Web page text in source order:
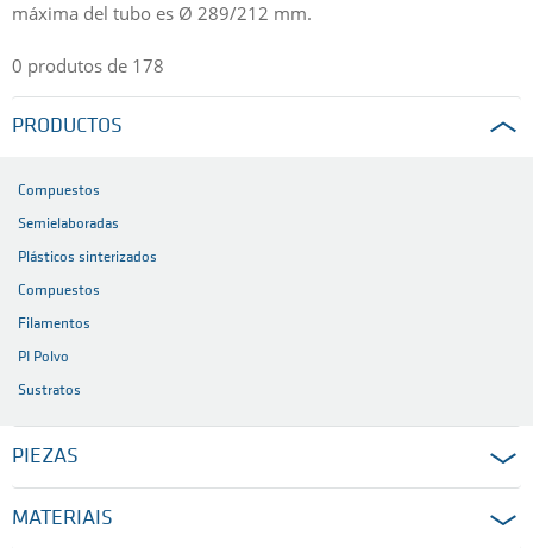
máxima del tubo es Ø 289/212 mm.
0 produtos de 178
PRODUCTOS
Compuestos
Semielaboradas
Plásticos sinterizados
Compuestos
Filamentos
PI Polvo
Sustratos
PIEZAS
MATERIAIS